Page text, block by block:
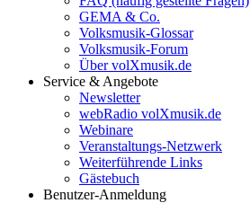
GEMA & Co.
Volksmusik-Glossar
Volksmusik-Forum
Über volXmusik.de
Service & Angebote
Newsletter
webRadio volXmusik.de
Webinare
Veranstaltungs-Netzwerk
Weiterführende Links
Gästebuch
Benutzer-Anmeldung